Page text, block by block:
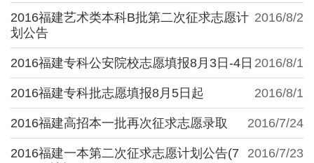
2016/8/2
2016福建艺术类本科B批第二次征求志愿计
划公告
2016/8/1
2016福建专科公安院校志愿填报8月3日-4日
2016/8/1
2016福建专科批志愿填报8月5日起
2016/7/24
2016福建高招本一批再次征求志愿录取
2016/7/23
2016福建一本第二次征求志愿计划公告(7